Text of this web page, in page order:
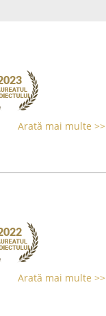
Arată mai multe >>
Arată mai multe >>